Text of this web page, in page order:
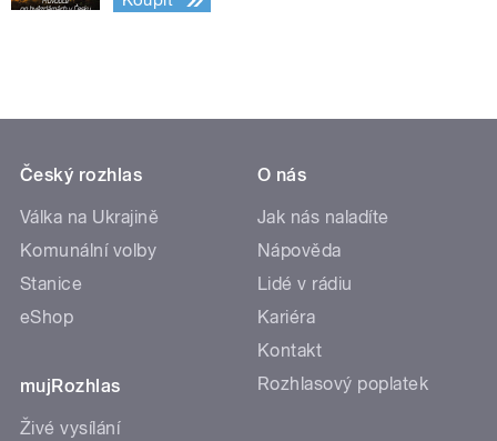
Český rozhlas
Válka na Ukrajině
Komunální volby
Stanice
eShop
mujRozhlas
Živé vysílání
O nás
Jak nás naladíte
Nápověda
Lidé v rádiu
Kariéra
Kontakt
Rozhlasový poplatek